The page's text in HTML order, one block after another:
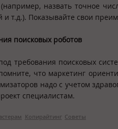
назвать точное
и т.д.). Показывайте свои
поисковых роботов
требования поисковых
что маркетинг
надо с учетом
специалистам.
Копирайтинг Советы